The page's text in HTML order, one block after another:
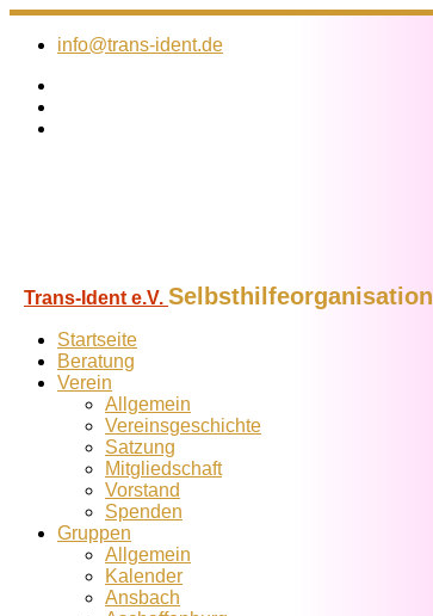
Zum
Inhalt
info@trans-ident.de
Trans-Ident e.V. Selbsthilfeorganisation
Startseite
Beratung
Verein
Allgemein
Vereins­geschichte
Satzung
Mitglied­schaft
Vorstand
Spenden
Gruppen
Allgemein
Kalender
Ansbach